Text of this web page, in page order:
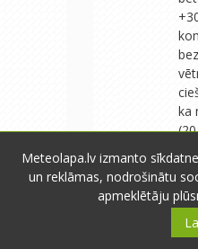
ka
Meteolapa.lv izmanto
un reklāmas, nodrošinātu
apmeklētāju